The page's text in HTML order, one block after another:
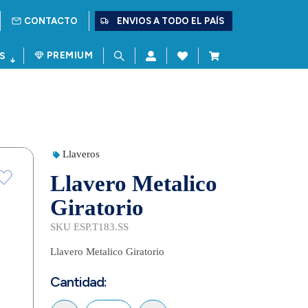
CONTACTO ENVIOS A TODO EL PAÍS
PREMIUM
Llaveros
Llavero Metalico
Giratorio
SKU ESP.T183.SS
Llavero Metalico Giratorio
Cantidad: